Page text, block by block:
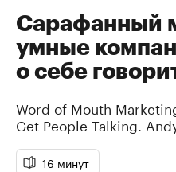
Сарафанный
умные
о себе
Word of Mouth
Get People Talking.
16 минут